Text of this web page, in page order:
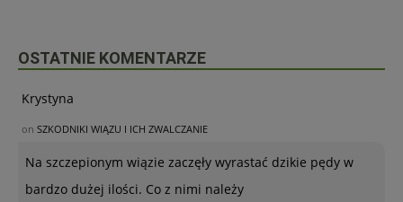
OSTATNIE KOMENTARZE
Krystyna
on SZKODNIKI WIĄZU I ICH ZWALCZANIE
Na szczepionym wiązie zaczęły wyrastać dzikie pędy w
bardzo dużej ilości. Co z nimi należy